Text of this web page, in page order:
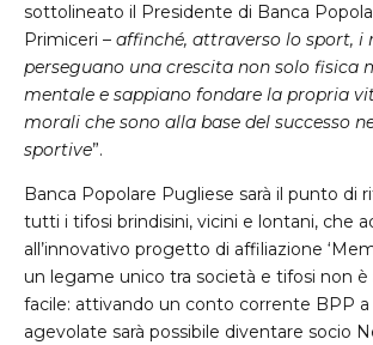
sottolineato il Presidente di Banca
Primiceri – affinché, attraverso lo sport, i
perseguano una crescita non solo fisica
mentale e sappiano fondare la propria
morali che sono alla base del successo
sportive”.
Banca Popolare Pugliese sarà il punto di
tutti i tifosi brindisini, vicini e lontani, che
all’innovativo progetto di affiliazione
un legame unico tra società e tifosi non
facile: attivando un conto corrente BPP
agevolate sarà possibile diventare socio